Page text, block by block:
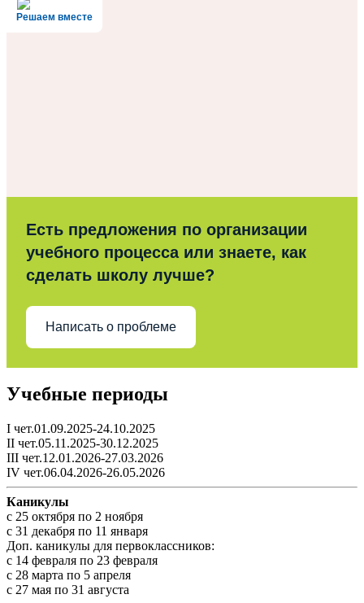
Решаем вместе
Есть предложения по организации
учебного процесса или знаете, как
сделать школу лучше?
Написать о проблеме
Учебные периоды
I чет.01.09.2025-24.10.2025
II чет.05.11.2025-30.12.2025
III чет.12.01.2026-27.03.2026
IV чет.06.04.2026-26.05.2026
Каникулы
c 25 октября по 2 ноября
c 31 декабря по 11 января
Доп. каникулы для первоклассников:
с 14 февраля по 23 февраля
с 28 марта по 5 апреля
с 27 мая по 31 августа